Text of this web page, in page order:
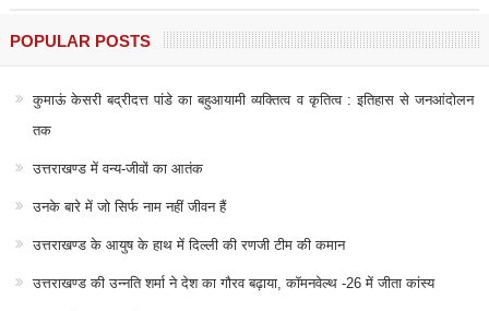
POPULAR POSTS
कुमाऊं केसरी बद्रीदत्त पांडे का बहुआयामी व्यक्तित्व व कृतित्व : इतिहास से जनआंदोलन
तक
उत्तराखण्ड में वन्य-जीवों का आतंक
उनके बारे में जो सिर्फ नाम नहीं जीवन हैं
उत्तराखण्ड के आयुष के हाथ में दिल्ली की रणजी टीम की कमान
उत्तराखण्ड की उन्नति शर्मा ने देश का गौरव बढ़ाया, कॉमनवेल्थ -26 में जीता कांस्य